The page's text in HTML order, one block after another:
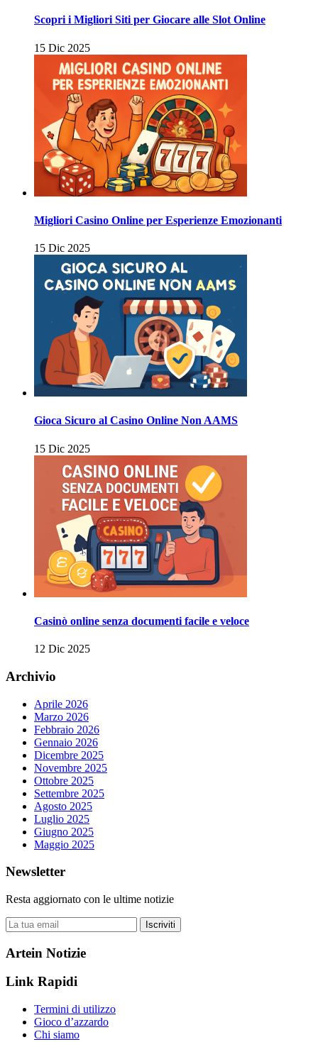
Scopri i Migliori Siti per Giocare alle Slot Online
15 Dic 2025
Migliori Casino Online per Esperienze Emozionanti
15 Dic 2025
Gioca Sicuro al Casino Online Non AAMS
15 Dic 2025
Casinò online senza documenti facile e veloce
12 Dic 2025
Archivio
Aprile 2026
Marzo 2026
Febbraio 2026
Gennaio 2026
Dicembre 2025
Novembre 2025
Ottobre 2025
Settembre 2025
Agosto 2025
Luglio 2025
Giugno 2025
Maggio 2025
Newsletter
Resta aggiornato con le ultime notizie
Iscriviti
Artein Notizie
Link Rapidi
Termini di utilizzo
Gioco d’azzardo
Chi siamo